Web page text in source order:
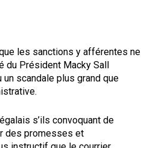
les sanctions y afférentes ne
du Président Macky Sall
un scandale plus grand que
s’ils convoquant de
des promesses et